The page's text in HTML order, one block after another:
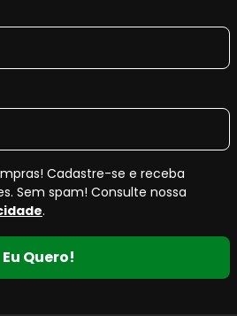
Cadastre-se e receba
Sem spam! Consulte nossa
.
Eu Quero!